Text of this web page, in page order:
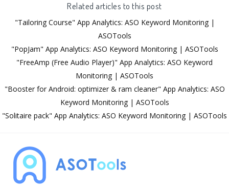
Related articles to this post
"Tailoring Course" App Analytics: ASO Keyword Monitoring |
ASOTools
"PopJam" App Analytics: ASO Keyword Monitoring | ASOTools
"FreeAmp (Free Audio Player)" App Analytics: ASO Keyword
Monitoring | ASOTools
"Booster for Android: optimizer & ram cleaner" App Analytics: ASO
Keyword Monitoring | ASOTools
"Solitaire pack" App Analytics: ASO Keyword Monitoring | ASOTools